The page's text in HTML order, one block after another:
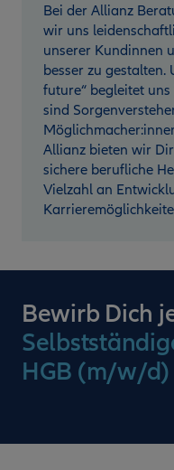
Bei der Allianz
wir uns
unserer Kundinnen
besser zu gestalten.
future“ begleitet
sind
Allianz bieten wir
sichere berufliche
Vielzahl an
Bewirb Dich
HGB (m/w/d)